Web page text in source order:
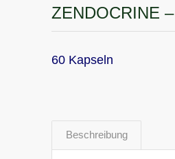
ZENDOCRINE
60 Kapseln
Beschreibung